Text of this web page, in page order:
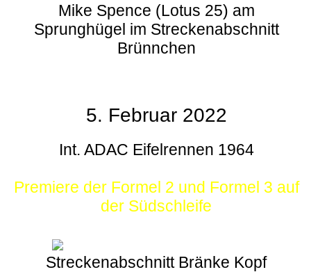
Mike Spence (Lotus 25) am
Sprunghügel im Streckenabschnitt
Brünnchen
5. Februar 2022
Int. ADAC Eifelrennen 1964
Premiere der Formel 2 und Formel 3 auf
der Südschleife
Streckenabschnitt Bränke Kopf